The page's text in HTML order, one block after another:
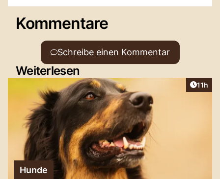
Kommentare
Schreibe einen Kommentar
Weiterlesen
11h
Hunde